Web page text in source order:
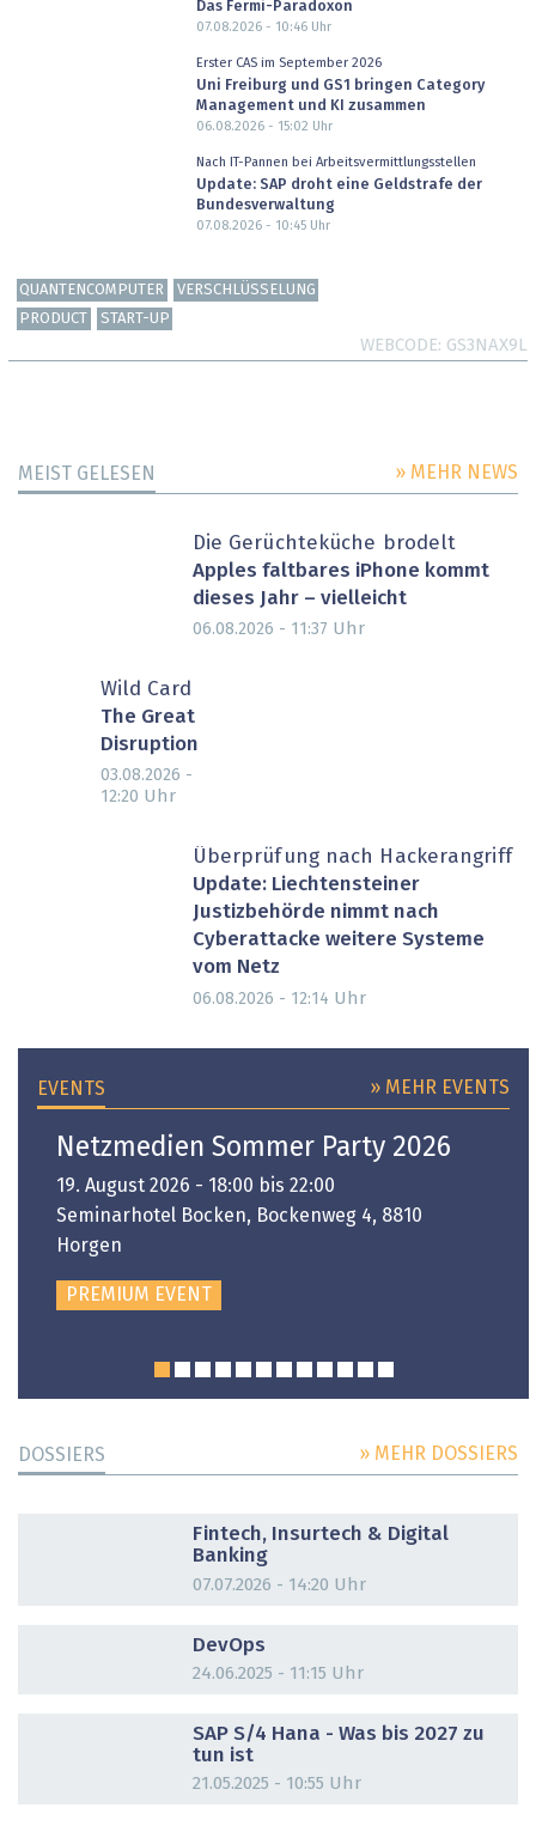
Das Fermi-Paradoxon
07.08.2026 - 10:46Uhr
Erster CAS im September 2026
Uni Freiburg und GS1 bringen Category
Management und KI zusammen
06.08.2026 - 15:02 Uhr
Nach IT-Pannen bei Arbeitsvermittlungsstellen
Update: SAP droht eine Geldstrafe der
Bundesverwaltung
07.08.2026 - 10:45Uhr
QUANTENCOMPUTER
VERSCHLÜSSELUNG
PRODUCT
START-UP
WEBCODE GS3NAX9L
MEIST GELESEN » MEHR NEWS
Die Gerüchteküche brodelt
Apples faltbares iPhone kommt
dieses Jahr – vielleicht
06.08.2026 - 11:37 Uhr
Wild Card
The Great
Disruption
03.08.2026 -
12:20 Uhr
Überprüfung nach Hackerangriff
Update: Liechtensteiner
Justizbehörde nimmt nach
Cyberattacke weitere Systeme
vom Netz
06.08.2026 - 12:14 Uhr
EVENTS » MEHR EVENTS
Netzmedien Sommer Party 2026
19. August 2026 - 18:00 bis 22:00
Seminarhotel Bocken, Bockenweg 4, 8810
Horgen
PREMIUM EVENT
DOSSIERS » MEHR DOSSIERS
Fintech, Insurtech & Digital
Banking
07.07.2026 - 14:20 Uhr
DevOps
24.06.2025 - 11:15 Uhr
SAP S/4 Hana - Was bis 2027 zu
tun ist
21.05.2025 - 10:55 Uhr